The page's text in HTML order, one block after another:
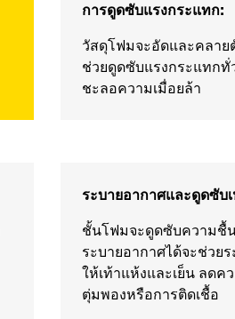
การดูดซับแรงกระแทก:
วัสดุโฟมจะอัดและคลาย
ช่วยดูดซับแรงกระแทกทั่
ชะลอความเมื่อยล้า
ระบายอากาศและดูดซับ
ชั้นโฟมจะดูดซับความชื้
ระบายอากาศได้จะช่วย
ให้เท้าแห้งและเย็น ลดค
ตุ่มพองหรือการติดเชื้อ